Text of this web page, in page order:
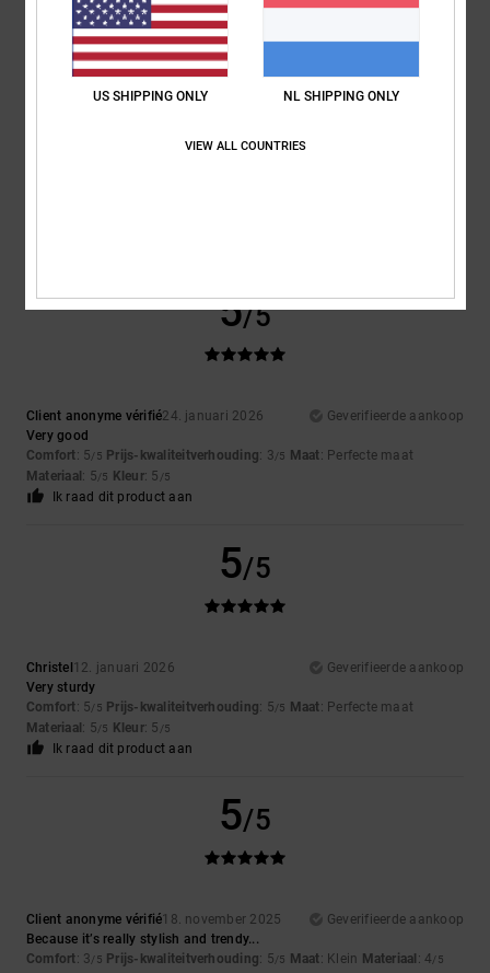
4.3
4.7
5/5
Client anonyme vérifié24. januari 2026
Geverifieerde aankoop
Very good
Comfort: 5/5 Prijs-kwaliteitverhouding: 3/5 Maat: Perfecte maat
Materiaal : 5/5 Kleur: 5 /5
Ik raad dit product aan
5/5
Christel 12. januari 2026
Geverifieerde aankoop
Very sturdy
Comfort: 5/5 Prijs-kwaliteitverhouding: 5/5 Maat: Perfecte maat
Materiaal : 5/5 Kleur: 5 /5
Ik raad dit product aan
5/5
Client anonyme vérifié18. november 2025
Geverifieerde aankoop
Because it’s really stylish and trendy...
Comfort: 3/5 Prijs-kwaliteitverhouding: 5/5 Maat: Klein Materiaal : 4/5
US SHIPPING ONLY NL SHIPPING ONLY
VIEW ALL COUNTRIES